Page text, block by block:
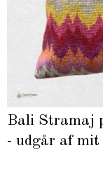
Bali Stramaj
- udgår af mit